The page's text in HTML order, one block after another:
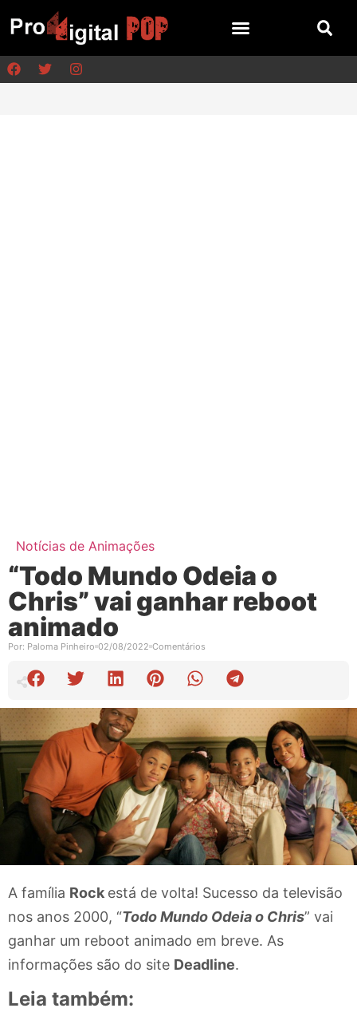
Notícias de Animações
“Todo Mundo Odeia o
Chris” vai ganhar reboot
animado
Por: Paloma Pinheiro 02/08/2022 Comentários
A família Rock está de volta! Sucesso da televisão
nos anos 2000, “Todo Mundo Odeia o Chris” vai
ganhar um reboot animado em breve. As
informações são do site Deadline.
Leia também: